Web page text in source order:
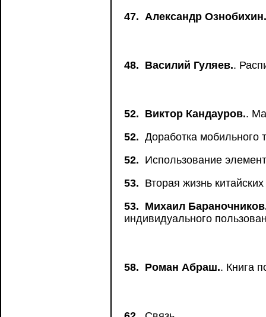
47. Александр Ознобихин.
48. Василий Гуляев..
52. Виктор Кандауров..
52. Доработка мобильного
52. Использование
53. Вторая жизнь
53. Михаил
индивидуального
58. Роман Абраш.. Книга